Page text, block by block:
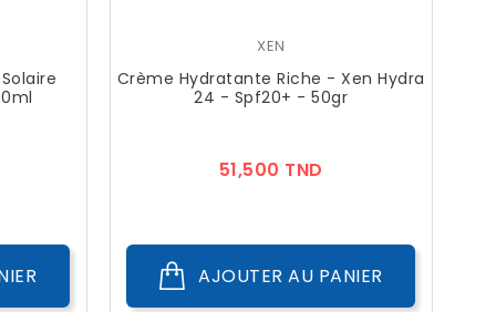
XEN
Crème Hydratante Riche - Xen Hydra
24 - Spf20+ - 50gr
51,500 TND
AJOUTER AU PANIER